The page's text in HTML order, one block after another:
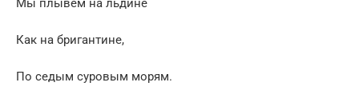
Мы плывём на льдине
Как на бригантине,
По седым суровым морям.